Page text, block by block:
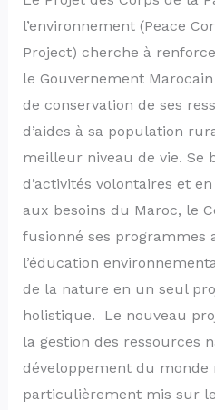
l’environnement (Peace
Project) cherche à
le Gouvernement
de conservation de ses
d’aides à sa population
meilleur niveau de vie. Se
d’activités volontaires et
aux besoins du Maroc, le
fusionné ses programmes
l’éducation
de la nature en un seul
holistique. Le nouveau
la gestion des ressources
développement du
particulièrement mis sur